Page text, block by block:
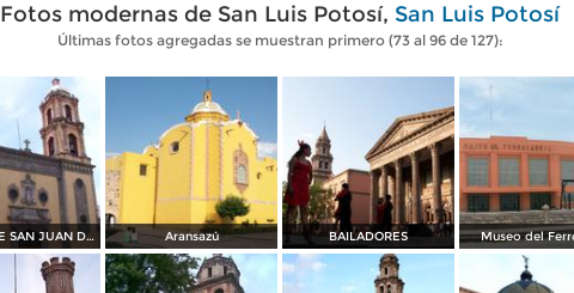
Fotos modernas de San Luis Potosí, San Luis Potosí
Últimas fotos agregadas se muestran primero (73 al 96 de 127):
TEMPLO DE SAN JUAN DE DIOS Aransazú BAILADORES Museo del